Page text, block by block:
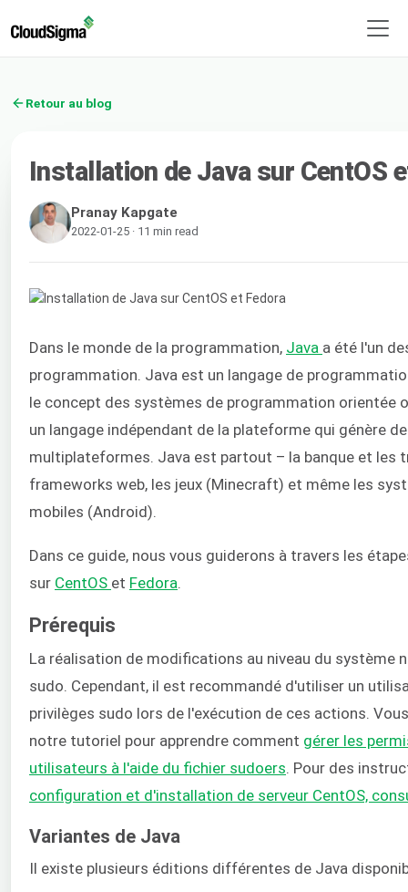
Retour au blog
Installation de Java sur CentOS
Pranay Kapgate
2022-01-25 · 11 min read
Dans le monde de la programmation, Java a été l'un
programmation. Java est un langage de
le concept des systèmes de programmation orientée
un langage indépendant de la plateforme qui génère
multiplateformes. Java est partout – la banque et les
frameworks web, les jeux (Minecraft) et même les
mobiles (Android).
Dans ce guide, nous vous guiderons à travers les
sur CentOS et Fedora.
Prérequis
La réalisation de modifications au niveau du système
sudo. Cependant, il est recommandé d'utiliser un
privilèges sudo lors de l'exécution de ces actions.
notre tutoriel pour apprendre comment gérer les
utilisateurs à l'aide du fichier sudoers . Pour des
configuration et d'installation de serveur CentOS,
Variantes de Java
Il existe plusieurs éditions différentes de Java